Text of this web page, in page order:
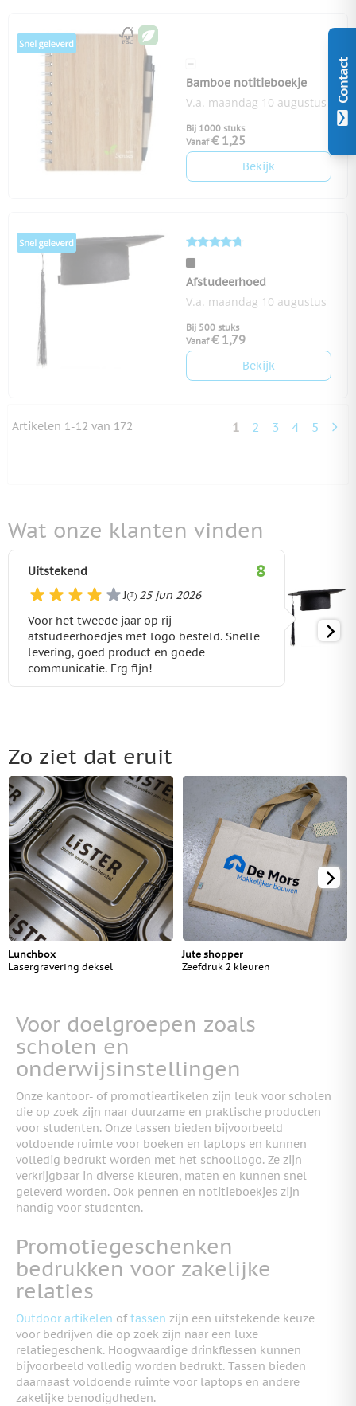
Contact
Bamboe notitieboekje
V.a. maandag 10 augustus
Bij 1000 stuks
Vanaf € 1,25
Bekijk
Afstudeerhoed
V.a. maandag 10 augustus
Bij 500 stuks
Vanaf € 1,79
Bekijk
Artikelen 1-12 van 172 U lees momenteel
1 Pagina
2 Pagina
3 Pagina
4 Pagina
5
Voor doelgroepen zoals
scholen en
onderwijsinstellingen
Onze kantoor- of promotieartikelen zijn leuk voor scholen
die op zoek zijn naar duurzame en praktische producten
voor studenten. Onze tassen bieden bijvoorbeeld
voldoende ruimte voor boeken en laptops en kunnen
volledig bedrukt worden met het schoollogo. Ze zijn
verkrijgbaar in diverse kleuren, maten en kunnen snel
geleverd worden. Ook pennen en notitieboekjes zijn
handig voor studenten.
Promotiegeschenken
bedrukken voor zakelijke
relaties
Outdoor artikelen oftassen zijn een uitstekende keuze
voor bedrijven die op zoek zijn naar een luxe
relatiegeschenk. Hoogwaardige drinkflessen kunnen
bijvoorbeeld volledig worden bedrukt. Tassen bieden
daarnaast voldoende ruimte voor laptops en andere
zakelijke benodigdheden.
Wat onze klanten vinden
Uitstekend
J
25 juni 2026
25 jun 2026
Voor het tweede jaar op rij
afstudeerhoedjes met logo besteld. Snelle
levering, goed product en goede
communicatie. Erg fijn!
8
Zo ziet dat eruit
Lunchbox
Lasergravering deksel
Jute shopper
Zeefdruk 2 kleuren